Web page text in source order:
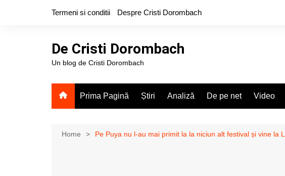
Termeni si conditii Despre Cristi Dorombach
De Cristi Dorombach
Un blog de Cristi Dorombach
Prima Pagină Știri Analiză De pe net Video
Home Pe Puya nu l-au mai primit la la niciun alt festival și vine la